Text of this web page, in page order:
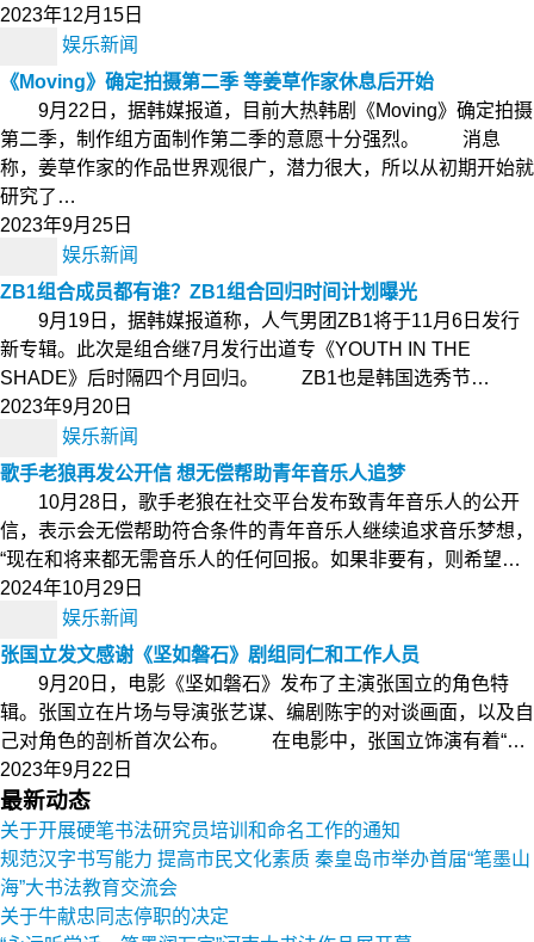
2023年12月15日
娱乐新闻
《Moving》确定拍摄第二季 等姜草作家休息后开始
9月22日，据韩媒报道，目前大热韩剧《Moving》确定拍摄
第二季，制作组方面制作第二季的意愿十分强烈。 消息
称，姜草作家的作品世界观很广，潜力很大，所以从初期开始就
研究了…
2023年9月25日
娱乐新闻
ZB1组合成员都有谁？ZB1组合回归时间计划曝光
9月19日，据韩媒报道称，人气男团ZB1将于11月6日发行
新专辑。此次是组合继7月发行出道专《YOUTH IN THE
SHADE》后时隔四个月回归。 ZB1也是韩国选秀节…
2023年9月20日
娱乐新闻
歌手老狼再发公开信 想无偿帮助青年音乐人追梦
10月28日，歌手老狼在社交平台发布致青年音乐人的公开
信，表示会无偿帮助符合条件的青年音乐人继续追求音乐梦想，
“现在和将来都无需音乐人的任何回报。如果非要有，则希望…
2024年10月29日
娱乐新闻
张国立发文感谢《坚如磐石》剧组同仁和工作人员
9月20日，电影《坚如磐石》发布了主演张国立的角色特
辑。张国立在片场与导演张艺谋、编剧陈宇的对谈画面，以及自
己对角色的剖析首次公布。 在电影中，张国立饰演有着“…
2023年9月22日
最新动态
关于开展硬笔书法研究员培训和命名工作的通知
规范汉字书写能力 提高市民文化素质 秦皇岛市举办首届“笔墨山
海”大书法教育交流会
关于牛献忠同志停职的决定